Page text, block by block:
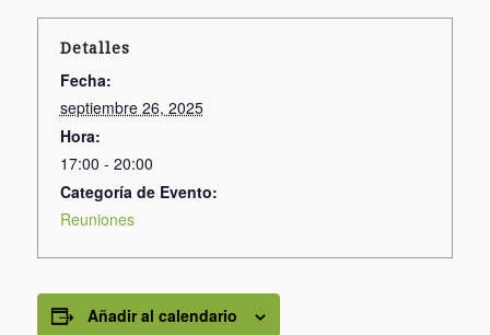
Detalles
Fecha:
septiembre 26, 2025
Hora:
17:00 - 20:00
Categoría de Evento:
Reuniones
Añadir al calendario